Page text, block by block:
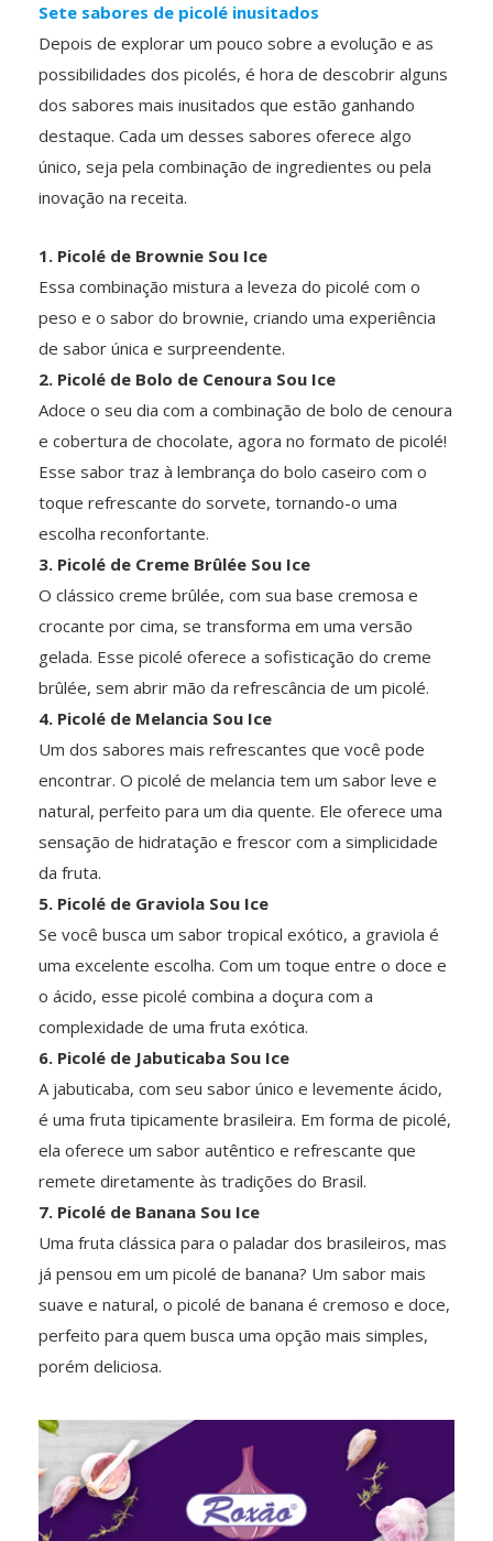
Sete sabores de picolé inusitados
Depois de explorar um pouco sobre a evolução e as
possibilidades dos picolés, é hora de descobrir alguns
dos sabores mais inusitados que estão ganhando
destaque. Cada um desses sabores oferece algo
único, seja pela combinação de ingredientes ou pela
inovação na receita.
1. Picolé de Brownie Sou Ice
Essa combinação mistura a leveza do picolé com o
peso e o sabor do brownie, criando uma experiência
de sabor única e surpreendente.
2. Picolé de Bolo de Cenoura Sou Ice
Adoce o seu dia com a combinação de bolo de cenoura
e cobertura de chocolate, agora no formato de picolé!
Esse sabor traz à lembrança do bolo caseiro com o
toque refrescante do sorvete, tornando-o uma
escolha reconfortante.
3. Picolé de Creme Brûlée Sou Ice
O clássico creme brûlée, com sua base cremosa e
crocante por cima, se transforma em uma versão
gelada. Esse picolé oferece a sofisticação do creme
brûlée, sem abrir mão da refrescância de um picolé.
4. Picolé de Melancia Sou Ice
Um dos sabores mais refrescantes que você pode
encontrar. O picolé de melancia tem um sabor leve e
natural, perfeito para um dia quente. Ele oferece uma
sensação de hidratação e frescor com a simplicidade
da fruta.
5. Picolé de Graviola Sou Ice
Se você busca um sabor tropical exótico, a graviola é
uma excelente escolha. Com um toque entre o doce e
o ácido, esse picolé combina a doçura com a
complexidade de uma fruta exótica.
6. Picolé de Jabuticaba Sou Ice
A jabuticaba, com seu sabor único e levemente ácido,
é uma fruta tipicamente brasileira. Em forma de picolé,
ela oferece um sabor autêntico e refrescante que
remete diretamente às tradições do Brasil.
7. Picolé de Banana Sou Ice
Uma fruta clássica para o paladar dos brasileiros, mas
já pensou em um picolé de banana? Um sabor mais
suave e natural, o picolé de banana é cremoso e doce,
perfeito para quem busca uma opção mais simples,
porém deliciosa.